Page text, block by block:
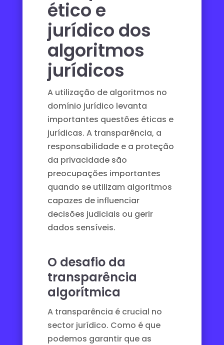
ético e
jurídico dos
algoritmos
jurídicos
A utilização de algoritmos no
domínio jurídico levanta
importantes questões éticas e
jurídicas. A transparência, a
responsabilidade e a proteção
da privacidade são
preocupações importantes
quando se utilizam algoritmos
capazes de influenciar
decisões judiciais ou gerir
dados sensíveis.
O desafio da
transparência
algorítmica
A transparência é crucial no
sector jurídico. Como é que
podemos garantir que as